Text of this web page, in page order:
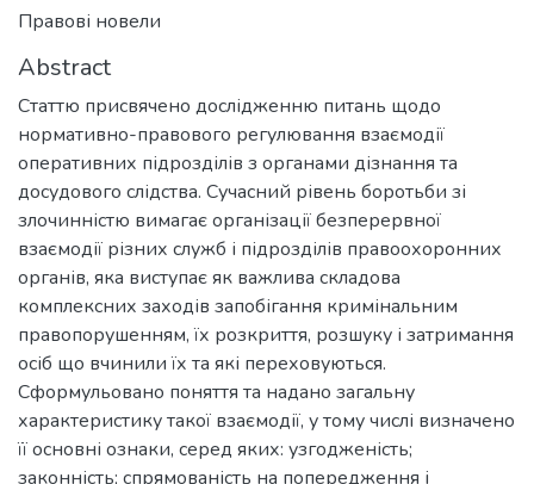
Правові новели
Abstract
Статтю присвячено дослідженню питань щодо
нормативно-правового регулювання взаємодії
оперативних підрозділів з органами дізнання та
досудового слідства. Сучасний рівень боротьби зі
злочинністю вимагає організації безперервної
взаємодії різних служб і підрозділів правоохоронних
органів, яка виступає як важлива складова
комплексних заходів запобігання кримінальним
правопорушенням, їх розкриття, розшуку і затримання
осіб що вчинили їх та які переховуються.
Сформульовано поняття та надано загальну
характеристику такої взаємодії, у тому числі визначено
її основні ознаки, серед яких: узгодженість;
законність; спрямованість на попередження і